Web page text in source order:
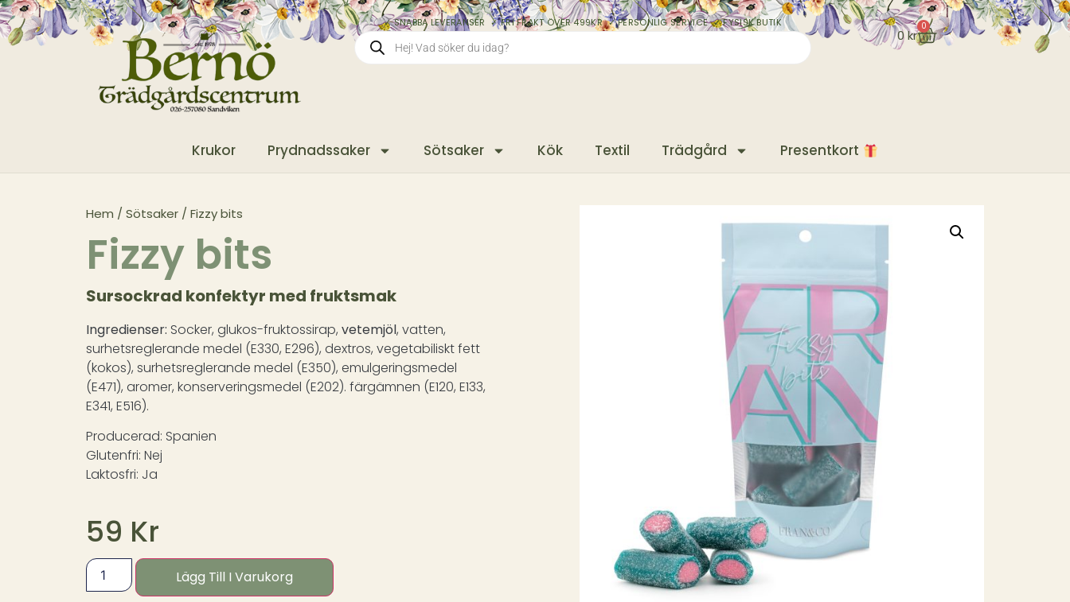
✓ SNABBA LEVERANSER ✓ FRI FRAKT ÖVER 499KR ✓ PERSONLIG SERVICE ✓ FYSISK BUTIK
0kr
0
Krukor Prydnadssaker Sötsaker Kök Textil Trädgård Presentkort
Hem / Sötsaker/ Fizzy bits
Fizzy bits
Sursockrad konfektyr med fruktsmak
Ingredienser: Socker, glukos-fruktossirap, vetemjöl, vatten,
surhetsreglerande medel (E330, E296), dextros, vegetabiliskt fett
(kokos), surhetsreglerande medel (E350), emulgeringsmedel
(E471), aromer, konserveringsmedel (E202). färgämnen (E120, E133,
E341, E516).
Producerad: Spanien
Glutenfri: Nej
Laktosfri: Ja ​
59 Kr
Lägg Till I Varukorg